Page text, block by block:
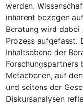
werden.
inhärent bezogen
Beratung wird
Prozess aufgefasst.
Inhaltsebene der
Forschungspartners
Metaebenen, auf
und seitens der
Diskursanalysen